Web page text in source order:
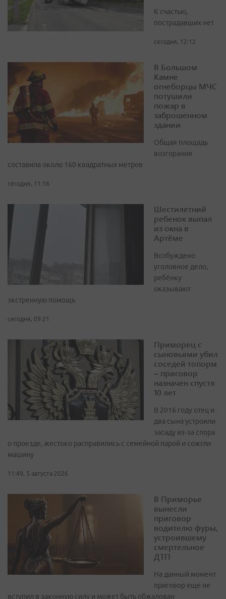
К счастью,
пострадавших нет
сегодня, 12:12
В Большом
Камне
огнеборцы МЧС
потушили
пожар в
заброшенном
здании
Общая площадь
возгорания
составила около 160 квадратных метров
сегодня, 11:16
Шестилетний
ребенок выпал
из окна в
Артёме
Возбуждено
уголовное дело,
ребёнку
оказывают
экстренную помощь
сегодня, 09:21
Приморец с
сыновьями убил
соседей топорм
– приговор
назначен спустя
10 лет
В 2016 году отец и
два сына устроили
засаду из‑за спора
о проезде, жестоко расправились с семейной парой и сожгли
машину
11:49, 5 августа 2026
В Приморье
вынесли
приговор
водителю фуры,
устроившему
смертельное
ДТП
На данный момент
приговор еще не
вступил в законную силу и может быть обжалован